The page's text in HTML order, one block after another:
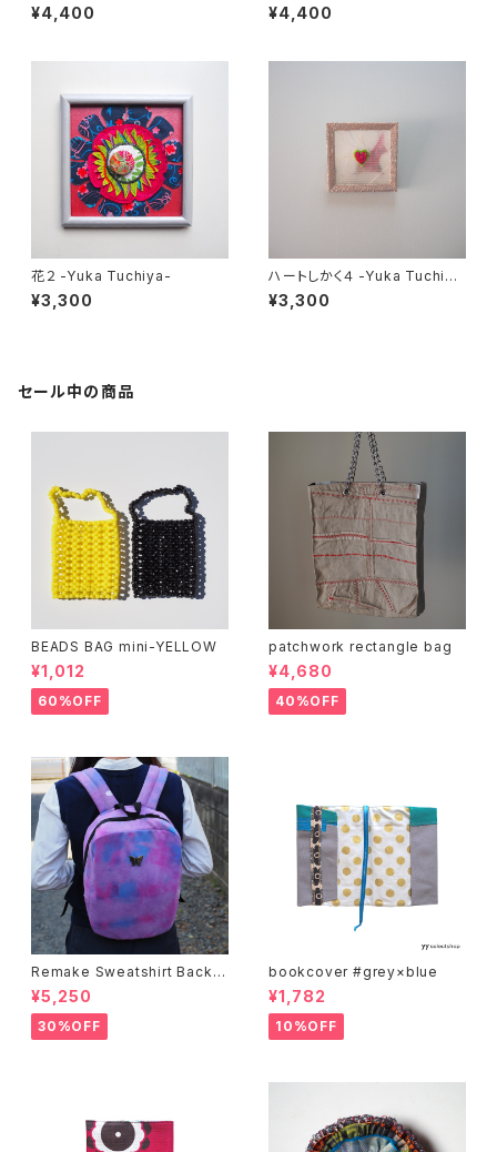
¥4,400 ¥4,400
花２ -Yuka Tuchiya-
¥3,300
ハートしかく４ -Yuka Tuchiya
-
¥3,300
セール中の商品
BEADS BAG mini-YELLOW
¥1,012
60%OFF
patchwork rectangle bag
¥4,680
40%OFF
Remake Sweatshirt Backp
ack -purple-
¥5,250
30%OFF
bookcover #grey×blue
¥1,782
10%OFF